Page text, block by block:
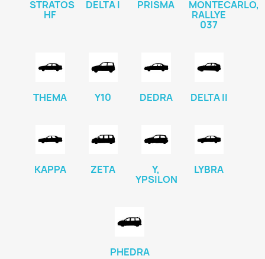
STRATOS
HF
DELTA I PRISMA MONTECARLO,
RALLYE
037
THEMA Y10 DEDRA DELTA II
KAPPA ZETA Y,
YPSILON
LYBRA
PHEDRA